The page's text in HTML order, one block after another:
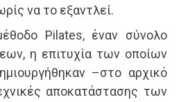
να το εξαντλεί.
Pilates, έναν σύνολο
η επιτυχία των οποίων
–στο αρχικό
αποκατάστασης των